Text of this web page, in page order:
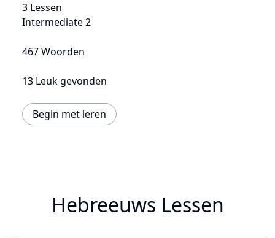
3 Lessen
Intermediate 2
467 Woorden
13 Leuk gevonden
Begin met leren
Hebreeuws Lessen